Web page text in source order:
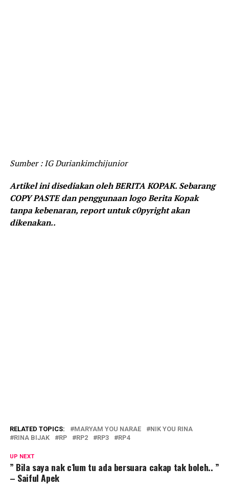
Sumber : IG Duriankimchijunior
Artikel ini disediakan oleh BERITA KOPAK. Sebarang
COPY PASTE dan penggunaan logo Berita Kopak
tanpa kebenaran, report untuk c0pyright akan
dikenakan..
RELATED TOPICS: MARYAM YOU NARAE
NIK YOU RINA
RINA BIJAK
RP RP2 RP3 RP4
UP NEXT
” Bila saya nak c1um tu ada bersuara cakap tak boleh.. ”
– Saiful Apek